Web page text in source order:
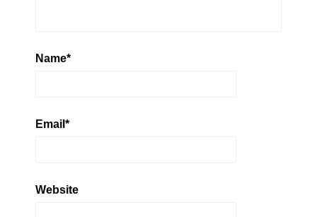
Name*
Email *
Website